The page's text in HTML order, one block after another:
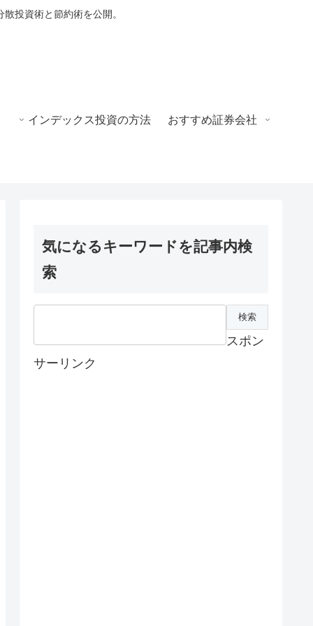
投資術と節約術を公開。
インデックス投資の方法 おすすめ証券会社
気になるキーワードを記事内検
索
スポン
サーリンク